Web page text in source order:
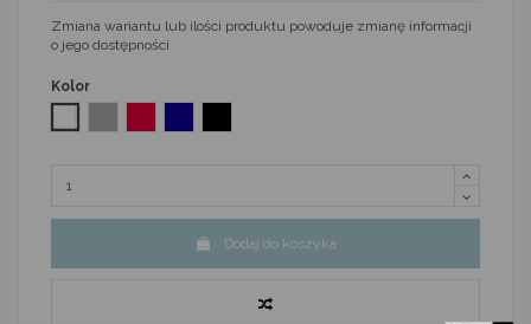
Zmiana wariantu lub ilości produktu powoduje zmianę informacji
o jego dostępności
Kolor
Dodaj do koszyka